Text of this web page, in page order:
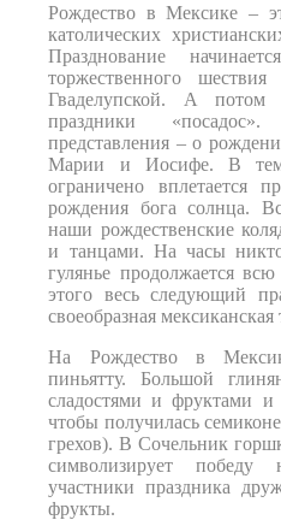
Рождество в Мексике –
католических
Празднование
торжественного
Гваделупской. А потом
праздники
представления – о
Марии и Иосифе. В
ограничено вплетается
рождения бога солнца.
наши рождественские
и танцами. На часы
гулянье продолжается
этого весь следующий
своеобразная
На Рождество в
пиньятту. Большой
сладостями и фруктами и
чтобы получилась
грехов). В Сочельник
символизирует
участники праздника
фрукты.